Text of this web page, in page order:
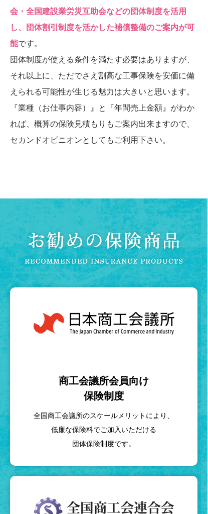
会・全国建設業労災互助会などの団体制度を活用
し、団体割引制度を活かした補償整備のご案内が可
能です。
団体制度が使える条件を満たす必要はありますが、
それ以上に、ただでさえ割高な工事保険を安価に備
えられる可能性が生じる魅力は大きいと思います。
『業種（お仕事内容）』と『年間売上金額』がわか
れば、概算の保険見積もりもご案内出来ますので、
セカンドオピニオンとしてもご利用下さい。
商工会議所会員向け
保険制度
全国商工会議所のスケールメリットにより、
低廉な保険料でご加入いただける
団体保険制度です。